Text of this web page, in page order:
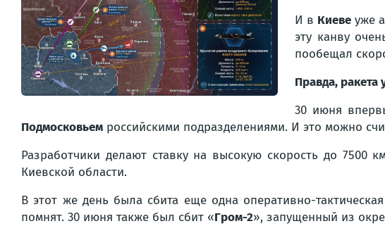
И в Киеве уже
эту канву
пообещал
Правда, ракета
30 июня
Подмосковьем российскими подразделениями. И это можно
Разработчики делают ставку на высокую скорость до 7500
Киевской области.
В этот же день была сбита еще одна оперативно-
помнят. 30 июня также был сбит «Гром-2», запущенный из